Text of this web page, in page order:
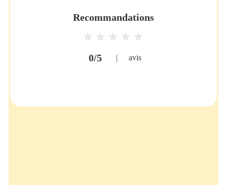
Recommandations
0/5 | avis